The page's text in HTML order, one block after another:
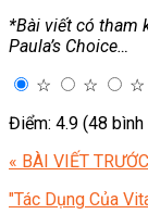
*Bài viết có tham
Paula’s Choice…
☆
☆ ☆
Điểm: 4.9 (48 bình
« BÀI VIẾT TRƯỚC
"Tác Dụng Của